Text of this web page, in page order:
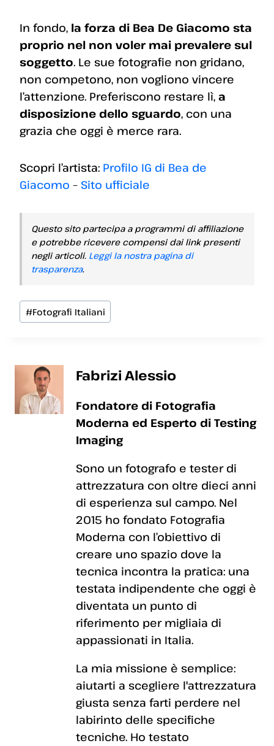
In fondo, la forza di Bea De Giacomo sta
proprio nel non voler mai prevalere sul
soggetto. Le sue fotografie non gridano,
non competono, non vogliono vincere
l’attenzione. Preferiscono restare lì, a
disposizione dello sguardo, con una
grazia che oggi è merce rara.
Scopri l’artista: Profilo IG di Bea de
Giacomo – Sito ufficiale
Questo sito partecipa a programmi di affiliazione
e potrebbe ricevere compensi dai link presenti
negli articoli. Leggi la nostra pagina di
trasparenza.
Tag
articolo:
#Fotografi Italiani
Fabrizi Alessio
Fondatore di Fotografia
Moderna ed Esperto di Testing
Imaging
Sono un fotografo e tester di
attrezzatura con oltre dieci anni
di esperienza sul campo. Nel
2015 ho fondato Fotografia
Moderna con l’obiettivo di
creare uno spazio dove la
tecnica incontra la pratica: una
testata indipendente che oggi è
diventata un punto di
riferimento per migliaia di
appassionati in Italia.
La mia missione è semplice:
aiutarti a scegliere l'attrezzatura
giusta senza farti perdere nel
labirinto delle specifiche
tecniche. Ho testato